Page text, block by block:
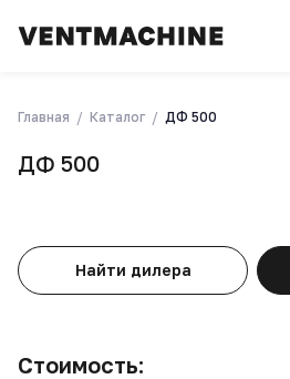
Главная Каталог ДФ 500
ДФ 500
Найти дилера
Стоимость: